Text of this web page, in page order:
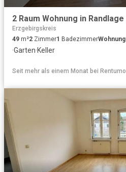
Erzgebirgskreis
49 m²2 Zimmer1 BadezimmerWohnung
·Garten·Keller
Seit mehr als einem Monat bei Rentumo